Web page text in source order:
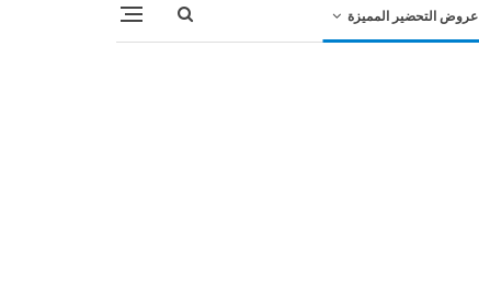
عروض التحضير المميزة